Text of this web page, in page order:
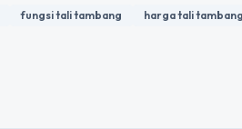
fungsi tali tambang harga tali tambang